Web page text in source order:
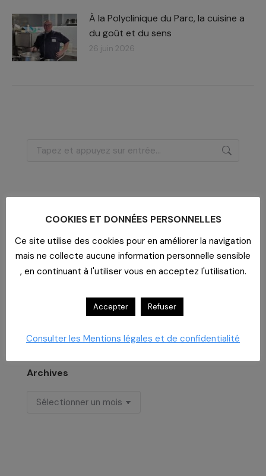
À la Polyclinique du Parc, la cuisine a
du goût et du sens
26 juin 2026
Recherche
29 juillet 2026
Un bar dans un EHPAD
Formation aux risques psychosociaux
29 juillet 2026
Archives
Archives
COOKIES ET DONNÉES PERSONNELLES
Ce site utilise des cookies pour en améliorer la navigation
mais ne collecte aucune information personnelle sensible
, en continuant à l'utiliser vous en acceptez l'utilisation.
Accepter Refuser
Consulter les Mentions légales et de confidentialité